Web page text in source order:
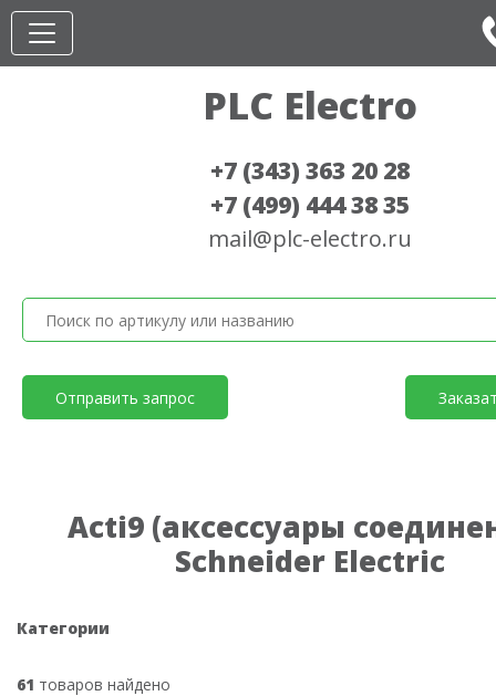
PLC Electro
+7 (343) 363 20 28
+7 (499) 444 38 35
mail@plc-electro.ru
Отправить запрос
Acti9 (аксессуары
Schneider Electric
Категории
61 товаров найдено